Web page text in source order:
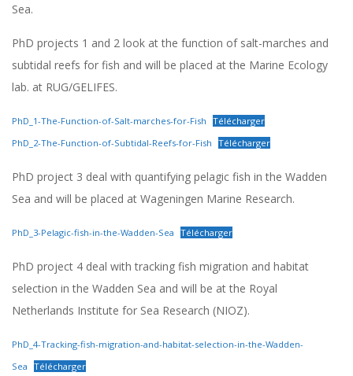
Sea.
PhD projects 1 and 2 look at the function of salt-marches and
subtidal reefs for fish and will be placed at the Marine Ecology
lab. at RUG/GELIFES.
PhD_1-The-Function-of-Salt-marches-for-Fish
Télécharger
PhD_2-The-Function-of-Subtidal-Reefs-for-Fish
Télécharger
PhD project 3 deal with quantifying pelagic fish in the Wadden
Sea and will be placed at Wageningen Marine Research.
PhD_3-Pelagic-fish-in-the-Wadden-Sea Télécharger
PhD project 4 deal with tracking fish migration and habitat
selection in the Wadden Sea and will be at the Royal
Netherlands Institute for Sea Research (NIOZ).
PhD_4-Tracking-fish-migration-and-habitat-selection-in-the-Wadden-
Sea
Télécharger